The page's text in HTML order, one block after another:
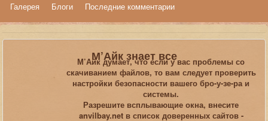
Галерея
Блоги Последние комментарии
М’Айк знает все
М’Айк думает, что если у вас проблемы со
скачиванием файлов, то вам следует проверить
настройки безопасности вашего бро-у-зе-ра и
системы.
Разрешите всплывающие окна, внесите
anvilbay.net в список доверенных сайтов -